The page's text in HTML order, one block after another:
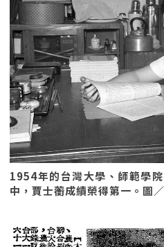
1954年的台灣大學、師範學
中，賈士蘅成績榮得第一。圖